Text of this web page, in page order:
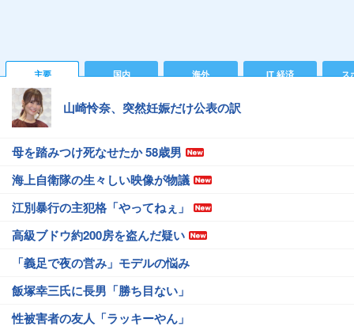
主要 国内 海外 IT 経済 ス
山崎怜奈、突然妊娠だけ公表の訳
母を踏みつけ死なせたか 58歳男
海上自衛隊の生々しい映像が物議
江別暴行の主犯格「やってねぇ」
高級ブドウ約200房を盗んだ疑い
「義足で夜の営み」モデルの悩み
飯塚幸三氏に長男「勝ち目ない」
性被害者の友人「ラッキーやん」